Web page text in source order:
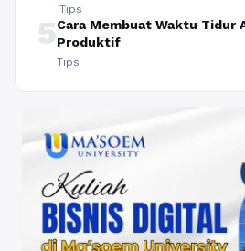
Tips
5Cara Membuat Waktu Tidur
Produktif
Tips